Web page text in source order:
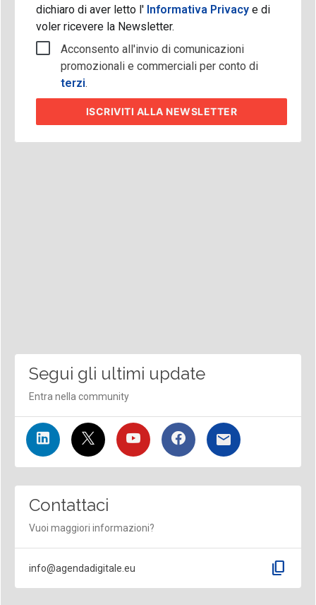
dichiaro di aver letto l'Informativa Privacy e di
voler ricevere la Newsletter.
Acconsento all'invio di comunicazioni
promozionali e commerciali per conto di
terzi.
ISCRIVITI ALLA NEWSLETTER
Segui gli ultimi update
Entra nella community
Contattaci
Vuoi maggiori informazioni?
info@agendadigitale.eu content_copy